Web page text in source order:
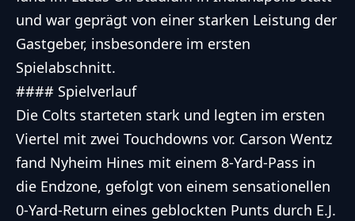
und war geprägt von einer starken Leistung der
Gastgeber, insbesondere im ersten
Spielabschnitt.
#### Spielverlauf
Die Colts starteten stark und legten im ersten
Viertel mit zwei Touchdowns vor. Carson Wentz
fand Nyheim Hines mit einem 8-Yard-Pass in
die Endzone, gefolgt von einem sensationellen
0-Yard-Return eines geblockten Punts durch E.J.